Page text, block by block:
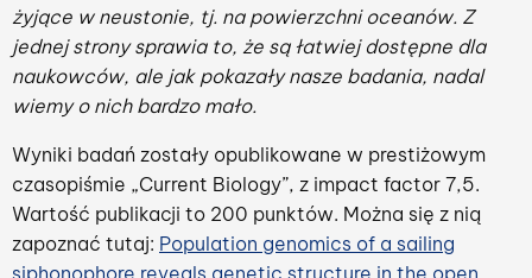
żyjące w neustonie, tj. na powierzchni oceanów. Z
jednej strony sprawia to, że są łatwiej dostępne dla
naukowców, ale jak pokazały nasze badania, nadal
wiemy o nich bardzo mało.
Wyniki badań zostały opublikowane w prestiżowym
czasopiśmie „Current Biology”, z impact factor 7,5.
Wartość publikacji to 200 punktów. Można się z nią
zapoznać tutaj: Population genomics of a sailing
siphonophore reveals genetic structure in the open